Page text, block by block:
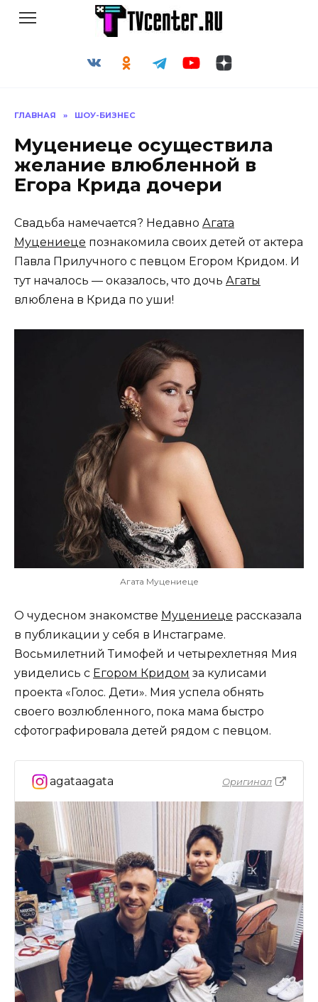
ГЛАВНАЯ » ШОУ-БИЗНЕС
Муцениеце осуществила
желание влюбленной в
Егора Крида дочери
Свадьба намечается? Недавно Агата
Муцениеце познакомила своих детей от актера
Павла Прилучного с певцом Егором Кридом. И
тут началось — оказалось, что дочь Агаты
влюблена в Крида по уши!
Агата Муцениеце
О чудесном знакомстве Муцениеце рассказала
в публикации у себя в Инстаграме.
Восьмилетний Тимофей и четырехлетняя Мия
увиделись с Егором Кридом за кулисами
проекта «Голос. Дети». Мия успела обнять
своего возлюбленного, пока мама быстро
сфотографировала детей рядом с певцом.
Оригинал
agataagata